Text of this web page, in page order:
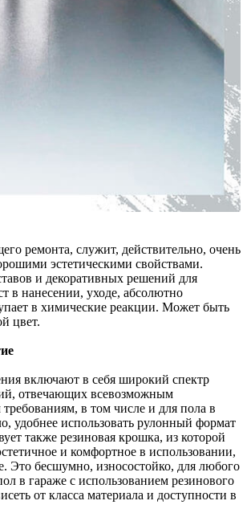
ремонта, служит, действительно, очень
эстетическими свойствами.
и декоративных решений для
в нанесении, уходе, абсолютно
в химические реакции. Может быть
цвет.
включают в себя широкий спектр
отвечающих всевозможным
в том числе и для пола в
удобнее использовать рулонный формат
также резиновая крошка, из которой
и комфортное в использовании,
Это бесшумно, износостойко, для любого
в гараже с использованием резинового
от класса материала и доступности в